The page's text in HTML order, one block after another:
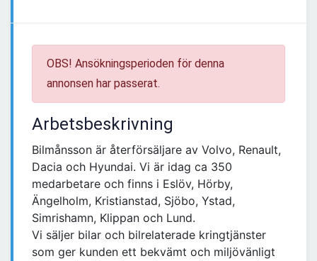
OBS! Ansökningsperioden för denna
annonsen har passerat.
Arbetsbeskrivning
Bilmånsson är återförsäljare av Volvo, Renault,
Dacia och Hyundai. Vi är idag ca 350
medarbetare och finns i Eslöv, Hörby,
Ängelholm, Kristianstad, Sjöbo, Ystad,
Simrishamn, Klippan och Lund.
Vi säljer bilar och bilrelaterade kringtjänster
som ger kunden ett bekvämt och miljövänligt